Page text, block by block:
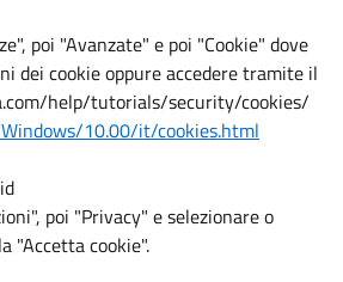
poi "Avanzate" e poi "Cookie" dove
dei cookie oppure accedere tramite il
help/tutorials/security/cookies/
10.00/it/cookies.html
poi "Privacy" e selezionare o
"Accetta cookie".